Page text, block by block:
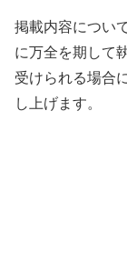
掲載内容につい
に万全を期して
受けられる場合
し上げます。